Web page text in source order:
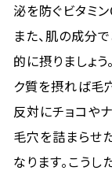
泌を防ぐビタミ
また、肌の成分
的に摂りましょ
ク質を摂れば毛
反対にチョコや
毛穴を詰まらせ
なります。こうし